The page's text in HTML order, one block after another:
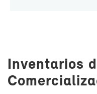
In­ven­ta­rios